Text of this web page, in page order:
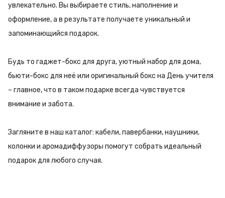
увлекательно. Вы выбираете стиль, наполнение и
оформление, а в результате получаете уникальный и
запоминающийся подарок.
Будь то гаджет-бокс для друга, уютный набор для дома,
бьюти-бокс для неё или оригинальный бокс на День учителя
– главное, что в таком подарке всегда чувствуется
внимание и забота.
Загляните в наш каталог: кабели, павербанки, наушники,
колонки и аромадиффузоры помогут собрать идеальный
подарок для любого случая.